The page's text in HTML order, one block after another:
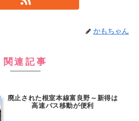
かもちゃん
関連記事
廃止された根室本線富良野～新得は
高速バス移動が便利